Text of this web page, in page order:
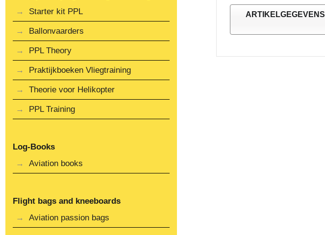
ARTIKELGEGEVENS
Starter kit PPL
Ballonvaarders
PPL Theory
Praktijkboeken Vliegtraining
Theorie voor Helikopter
PPL Training
Log-Books
Aviation books
Flight bags and kneeboards
Aviation passion bags